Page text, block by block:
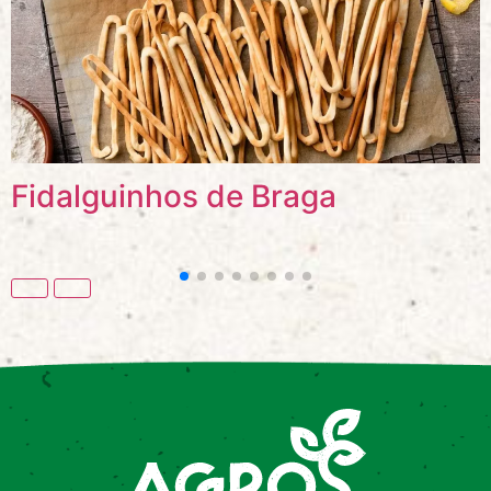
Fidalguinhos de Braga